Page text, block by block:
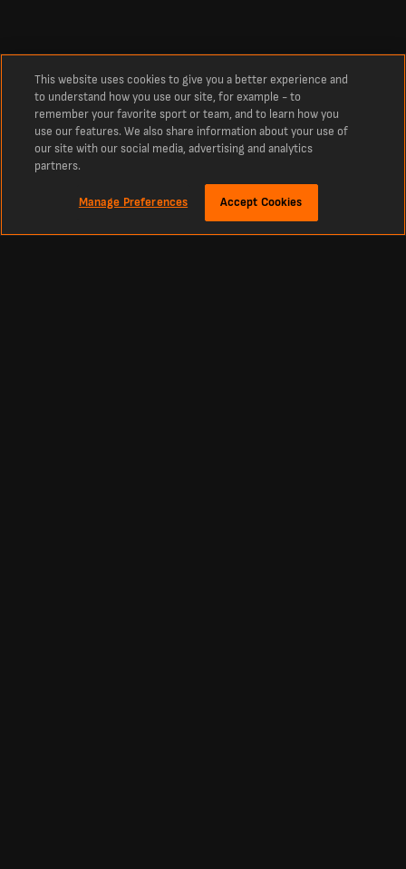
This website uses cookies to give you a better experience and
to understand how you use our site, for example - to
remember your favorite sport or team, and to learn how you
use our features. We also share information about your use of
our site with our social media, advertising and analytics
partners.
Manage Preferences Accept Cookies